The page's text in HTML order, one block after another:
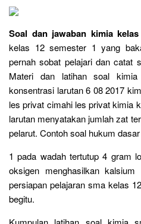
Soal dan jawaban kimia
kelas 12 semester 1 yang
pernah sobat pelajari dan catat
Materi dan latihan soal
konsentrasi larutan 6 08 2017
les privat cimahi les privat kimia
larutan menyatakan jumlah zat
pelarut. Contoh soal hukum
1 pada wadah tertutup 4 gram
oksigen menghasilkan
persiapan pelajaran sma kelas
begitu.